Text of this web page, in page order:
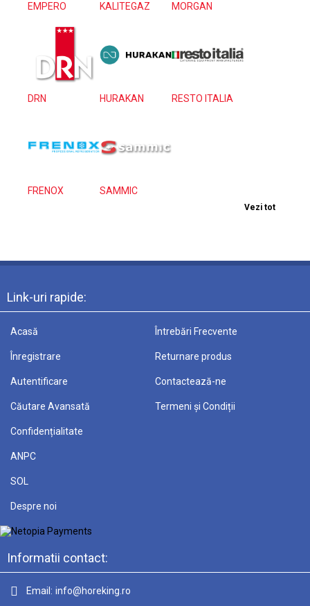
EMPERO KALITEGAZ MORGAN
DRN HURAKAN RESTO ITALIA
FRENOX SAMMIC
Vezi tot
Link-uri rapide:
Acasă
Înregistrare
Autentificare
Căutare Avansată
Întrebări Frecvente
Returnare produs
Contactează-ne
Termeni și Condiții
Confidențialitate
ANPC
SOL
Despre noi
Informatii contact:
Email: info@horeking.ro